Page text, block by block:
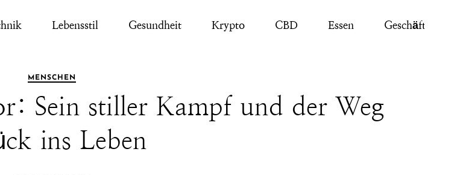
Lebensstil Gesundheit Krypto CBD Essen Geschäft
MENSCHEN
Sein stiller Kampf und der Weg
ins Leben